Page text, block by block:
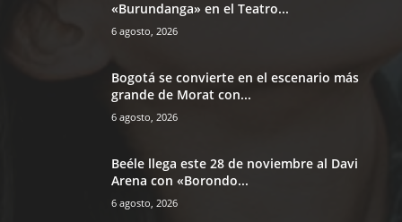
«Burundanga» en el Teatro...
6 agosto, 2026
Bogotá se convierte en el escenario más
grande de Morat con...
6 agosto, 2026
Beéle llega este 28 de noviembre al Davi
Arena con «Borondo...
6 agosto, 2026